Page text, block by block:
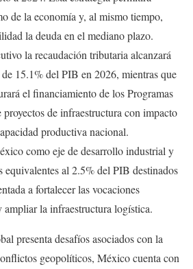
de la economía y, al mismo tiempo,
la deuda en el mediano plazo.
la recaudación tributaria alcanzará
15.1% del PIB en 2026, mientras que
el financiamiento de los Programas
de infraestructura con impacto
productiva nacional.
como eje de desarrollo industrial y
equivalentes al 2.5% del PIB destinados
a fortalecer las vocaciones
la infraestructura logística.
presenta desafíos asociados con la
geopolíticos, México cuenta con